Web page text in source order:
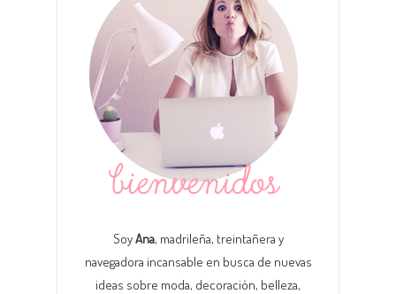
SoyAna, madrileña, treintañera y
navegadora incansable en busca de nuevas
ideas sobre moda, decoración, belleza,